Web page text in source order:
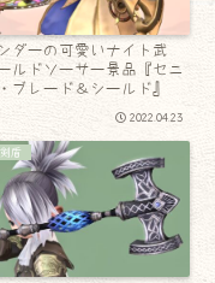
ダーの可愛いナイト武
ルドソーサー景品『セニ
ブレード＆シールド』
2022.04.23
盾